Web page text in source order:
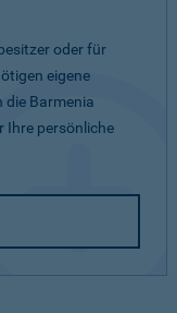
oder für
eigene
die Barmenia
Ihre persönliche